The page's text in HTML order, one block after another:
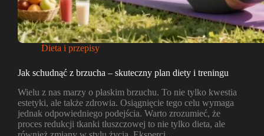
Dieta i przepisy
Jak schudnąć z brzucha – skuteczny plan diety i treningu
Wielu z nas marzy o płaskim brzuchu. To nie tylko kwestia
estetyki, ale także zdrowia. Osiągnięcie tego celu wymaga
jednak odpowiedniego podejścia. Warto zrozumieć, że
proces redukcji tkanki tłuszczowej to nie tylko dieta, ale